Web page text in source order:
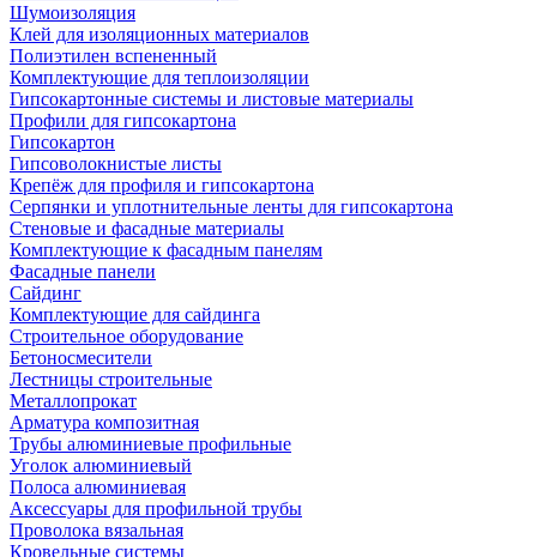
Шумоизоляция
Клей для изоляционных материалов
Полиэтилен вспененный
Комплектующие для теплоизоляции
Гипсокартонные системы и листовые материалы
Профили для гипсокартона
Гипсокартон
Гипсоволокнистые листы
Крепёж для профиля и гипсокартона
Серпянки и уплотнительные ленты для гипсокартона
Стеновые и фасадные материалы
Комплектующие к фасадным панелям
Фасадные панели
Сайдинг
Комплектующие для сайдинга
Строительное оборудование
Бетоносмесители
Лестницы строительные
Металлопрокат
Арматура композитная
Трубы алюминиевые профильные
Уголок алюминиевый
Полоса алюминиевая
Аксессуары для профильной трубы
Проволока вязальная
Кровельные системы